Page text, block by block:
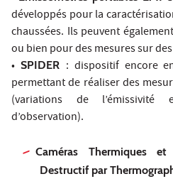
développés pour la
chaussées. Ils peuvent
ou bien pour des mesures sur
• SPIDER : dispositif encore
permettant de réaliser des
(variations de
d’observation).
Caméras Thermiques
Destructif par